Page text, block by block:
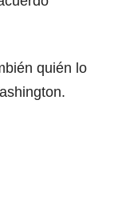
quién lo